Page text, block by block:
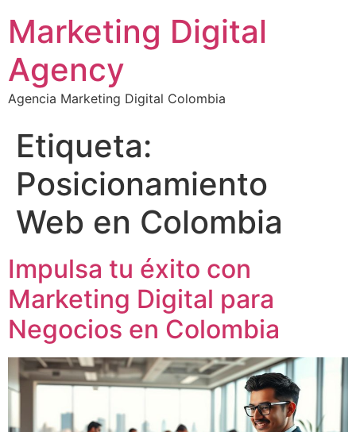
Marketing Digital
Agency
Agencia Marketing Digital Colombia
Etiqueta:
Posicionamiento
Web en Colombia
Impulsa tu éxito con
Marketing Digital para
Negocios en Colombia